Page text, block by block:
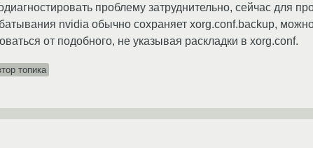
проблему затруднительно, сейчас для
nvidia обычно сохраняет xorg.conf.backup,
от подобного, не указывая раскладки в xorg.conf.
топика